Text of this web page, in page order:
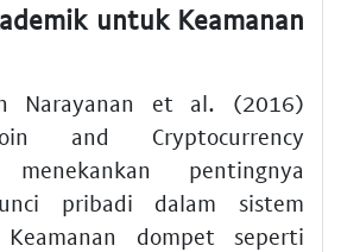
untuk Keamanan
Narayanan et al. (2016)
and Cryptocurrency
menekankan pentingnya
pribadi dalam sistem
Keamanan dompet seperti